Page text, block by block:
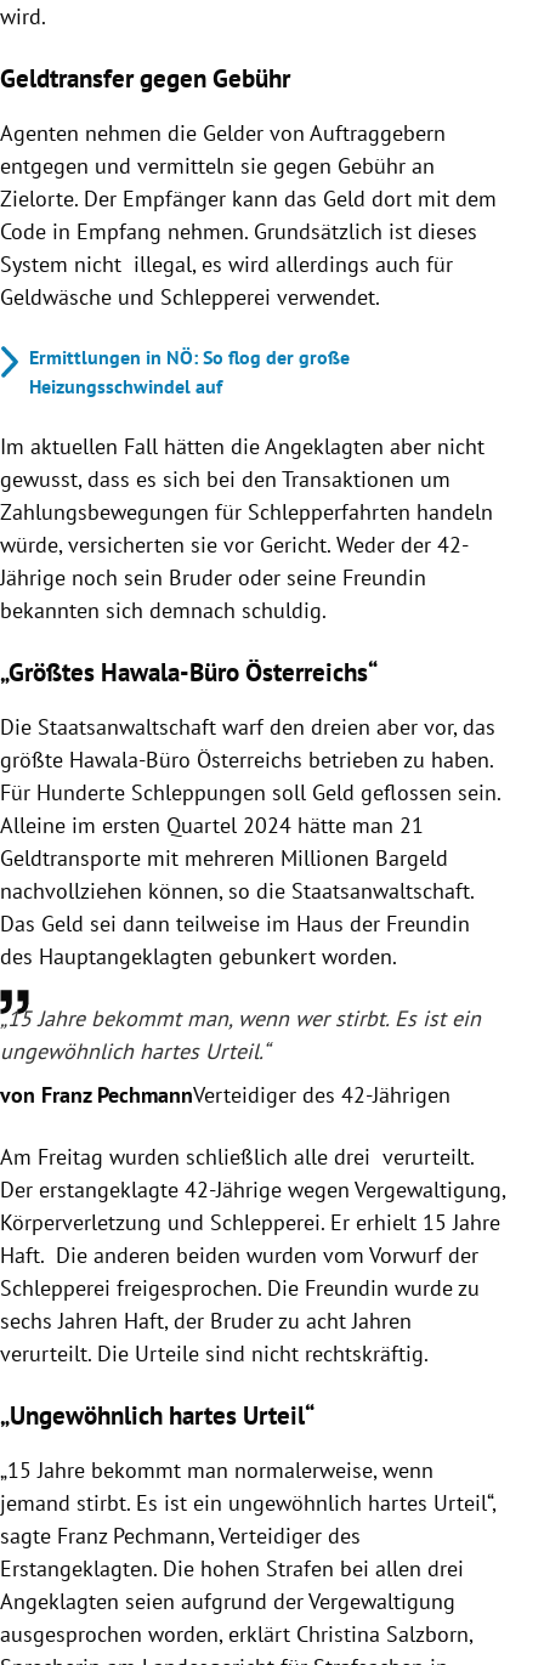
wird.
Geldtransfer gegen Gebühr
Agenten nehmen die Gelder von Auftraggebern
entgegen und vermitteln sie gegen Gebühr an
Zielorte. Der Empfänger kann das Geld dort mit dem
Code in Empfang nehmen. Grundsätzlich ist dieses
System nicht illegal, es wird allerdings auch für
Geldwäsche und Schlepperei verwendet.
Ermittlungen in NÖ: So flog der große
Heizungsschwindel auf
Im aktuellen Fall hätten die Angeklagten aber nicht
gewusst, dass es sich bei den Transaktionen um
Zahlungsbewegungen für Schlepperfahrten handeln
würde, versicherten sie vor Gericht. Weder der 42-
Jährige noch sein Bruder oder seine Freundin
bekannten sich demnach schuldig.
„Größtes Hawala-Büro Österreichs“
Die Staatsanwaltschaft warf den dreien aber vor, das
größte Hawala-Büro Österreichs betrieben zu haben.
Für Hunderte Schleppungen soll Geld geflossen sein.
Alleine im ersten Quartel 2024 hätte man 21
Geldtransporte mit mehreren Millionen Bargeld
nachvollziehen können, so die Staatsanwaltschaft.
Das Geld sei dann teilweise im Haus der Freundin
des Hauptangeklagten gebunkert worden.
„15 Jahre bekommt man, wenn wer stirbt. Es ist ein
ungewöhnlich hartes Urteil.“
von Franz PechmannVerteidiger des 42-Jährigen
Am Freitag wurden schließlich alle drei verurteilt.
Der erstangeklagte 42-Jährige wegen Vergewaltigung,
Körperverletzung und Schlepperei. Er erhielt 15 Jahre
Haft. Die anderen beiden wurden vom Vorwurf der
Schlepperei freigesprochen. Die Freundin wurde zu
sechs Jahren Haft, der Bruder zu acht Jahren
verurteilt. Die Urteile sind nicht rechtskräftig.
„Ungewöhnlich hartes Urteil“
„15 Jahre bekommt man normalerweise, wenn
jemand stirbt. Es ist ein ungewöhnlich hartes Urteil“,
sagte Franz Pechmann, Verteidiger des
Erstangeklagten. Die hohen Strafen bei allen drei
Angeklagten seien aufgrund der Vergewaltigung
ausgesprochen worden, erklärt Christina Salzborn,